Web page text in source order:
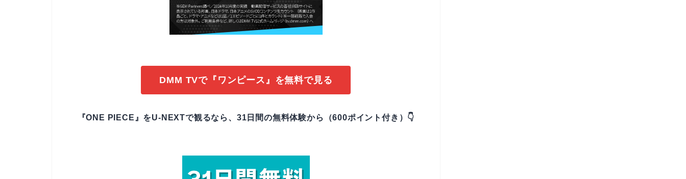
DMM TVで『ワンピース』を無料で見る
『ONE PIECE』をU-NEXTで観るなら、31日間の無料体験から（600ポイント付き）👇